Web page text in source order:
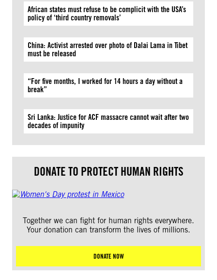
African states must refuse to be complicit with the USA’s
policy of ‘third country removals’
China: Activist arrested over photo of Dalai Lama in Tibet
must be released
“For five months, I worked for 14 hours a day without a
break”
Sri Lanka: Justice for ACF massacre cannot wait after two
decades of impunity
DONATE TO PROTECT HUMAN RIGHTS
Together we can fight for human rights everywhere.
Your donation can transform the lives of millions.
DONATE NOW